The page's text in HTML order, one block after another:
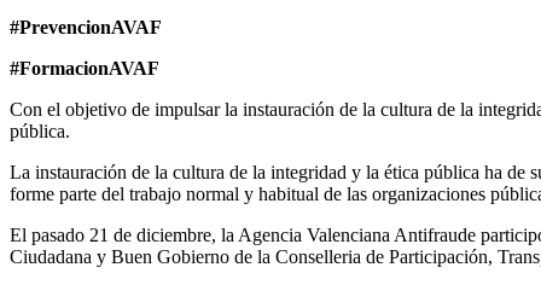
#PrevencionAVAF
#FormacionAVAF
Con el objetivo de impulsar la instauración de la cultura de la
pública.
La instauración de la cultura de la integridad y la ética pública ha de
forme parte del trabajo normal y habitual de las organizaciones
El pasado 21 de diciembre, la Agencia Valenciana Antifraude
Ciudadana y Buen Gobierno de la Conselleria de Participación,